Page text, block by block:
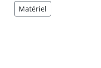
Matériel